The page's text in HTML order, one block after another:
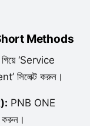
Methods
গিয়ে ‘Service
সিলেক্ট করুন।
PNB ONE
করুন।